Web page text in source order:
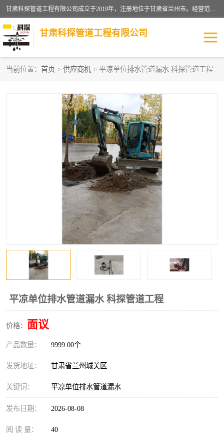
甘肃科探管道工程有限公司成立于2019年，注册地位于甘肃省兰州市。经营范围包括管道安装、清洗、疏通、维修、检测，防水工程，工程钻孔，化粪池清理，暖气安装，给排水管道安装维修，室内外管道如消防、供水、供热管道漏水检测定位，室内外防水堵漏等。
甘肃科探管道工程有限公司
当前位置： 首页 > 供应商机 > 平凉单位排水管道漏水 科探管道工程
平凉单位排水管道漏水 科探管道工程
价格： 面议
产品数量： 9999.00个
发货地址： 甘肃省兰州城关区
关键词： 平凉单位排水管道漏水
发布日期： 2026-08-08
阅 读 量： 40
漏水检查维修 消防管道漏水
供热管道漏水 排水管道漏水
自来水管漏水 管道疏通
高压车疏通清淤